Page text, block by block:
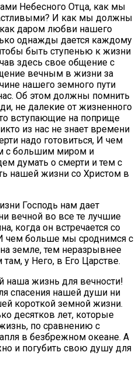
Небесного Отца, как мы
И как мы должны
даром любви нашего
однажды дается каждому
быть ступенью к жизни
здесь свое общение с
вечным в жизни за
нашего земного пути
Об этом должны помнить
не далекие от жизненного
вступающие на поприще
из нас не знает времени
надо готовиться, И чем
с большим миром и
думать о смерти и тем с
нашей жизни со Христом в
Господь нам дает
вечной во все те лучшие
когда он встречается со
чем больше мы сроднимся с
земле, тем неразрывнее
у Него, в Его Царстве.
наша жизнь для вечности!
спасения нашей души ни
короткой земной жизни.
десятков лет, которые
по сравнению с
в безбрежном океане. А
и погубить свою душу для